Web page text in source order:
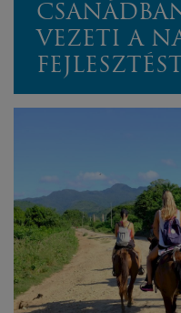
VEZETI A
FEJLESZTÉST